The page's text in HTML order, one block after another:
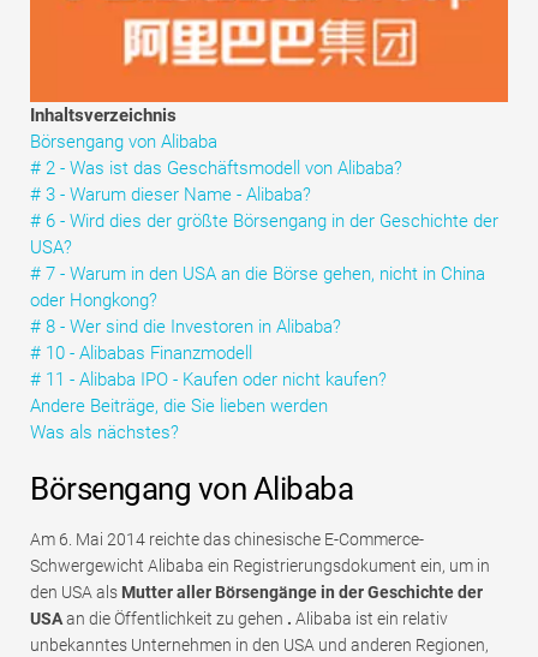
Tutorials zur Finanzmodellierung
Vollständige Form
Risikomanagement-Tutorials
Inhaltsverzeichnis
Börsengang von Alibaba
# 2 - Was ist das Geschäftsmodell von Alibaba?
# 3 - Warum dieser Name - Alibaba?
# 6 - Wird dies der größte Börsengang in der Geschichte der
USA?
# 7 - Warum in den USA an die Börse gehen, nicht in China
oder Hongkong?
# 8 - Wer sind die Investoren in Alibaba?
# 10 - Alibabas Finanzmodell
# 11 - Alibaba IPO - Kaufen oder nicht kaufen?
Andere Beiträge, die Sie lieben werden
Was als nächstes?
Börsengang von Alibaba
Am 6. Mai 2014 reichte das chinesische E-Commerce-
Schwergewicht Alibaba ein Registrierungsdokument ein, um in
den USA als Mutter aller Börsengänge in der Geschichte der
USAan die Öffentlichkeit zu gehen . Alibaba ist ein relativ
unbekanntes Unternehmen in den USA und anderen Regionen,